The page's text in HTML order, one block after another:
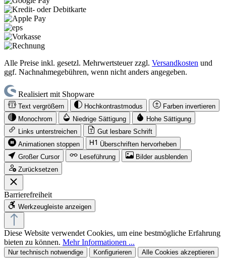
Alle Preise inkl. gesetzl. Mehrwertsteuer zzgl. Versandkosten und
ggf. Nachnahmegebühren, wenn nicht anders angegeben.
Realisiert mit Shopware
Text vergrößern Hochkontrastmodus
Farben invertieren
Monochrom
Niedrige Sättigung
Hohe Sättigung
Links unterstreichen
Gut lesbare Schrift
Animationen stoppen
Überschriften hervorheben
Großer Cursor
Leseführung
Bilder ausblenden
Zurücksetzen
Barrierefreiheit
Werkzeugleiste anzeigen
Diese Website verwendet Cookies, um eine bestmögliche Erfahrung
bieten zu können. Mehr Informationen ...
Nur technisch notwendige Konfigurieren Alle Cookies akzeptieren